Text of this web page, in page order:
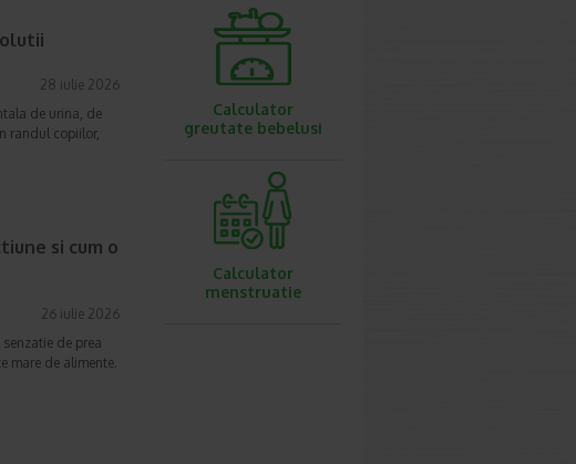
28 iulie 2026
de urina, de
randul copiilor,
si cum o
26 iulie 2026
de prea
mare de alimente.
Calculator
greutate bebelusi
Calculator
menstruatie